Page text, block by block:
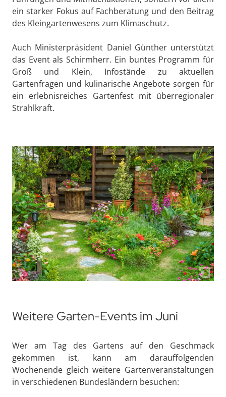
ein starker Fokus auf Fachberatung und den Beitrag
des Kleingartenwesens zum Klimaschutz.
Auch Ministerpräsident Daniel Günther unterstützt
das Event als Schirmherr. Ein buntes Programm für
Groß und Klein, Infostände zu aktuellen
Gartenfragen und kulinarische Angebote sorgen für
ein erlebnisreiches Gartenfest mit überregionaler
Strahlkraft.
Weitere Garten-Events im Juni
Wer am Tag des Gartens auf den Geschmack
gekommen ist, kann am darauffolgenden
Wochenende gleich weitere Gartenveranstaltungen
in verschiedenen Bundesländern besuchen: